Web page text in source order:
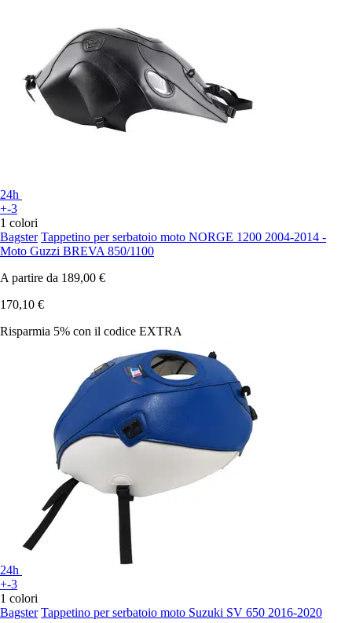
24h
+-3
1 colori
Bagster Tappetino per serbatoio moto NORGE 1200 2004-2014 -
Moto Guzzi BREVA 850/1100
A partire da 189,00 €
170,10 €
Risparmia 5% con il codice EXTRA
24h
+-3
1 colori
Bagster Tappetino per serbatoio moto Suzuki SV 650 2016-2020